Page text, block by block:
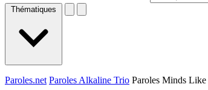
Thématiques
Paroles.net Paroles Alkaline Trio Paroles Minds